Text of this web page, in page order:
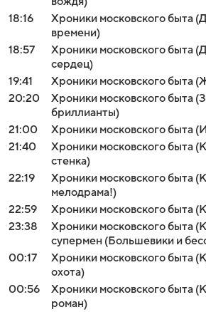
18:16
Хроники московского быта
времени)
18:57
Хроники московского быта
сердец)
19:41
Хроники московского быта
20:20
Хроники московского быта
бриллианты)
21:00
Хроники московского быта
21:40
Хроники московского быта
стенка)
22:19
Хроники московского быта
мелодрама!)
22:59
Хроники московского быта
23:38
Хроники московского быта
супермен (Большевики и
00:17
Хроники московского быта
охота)
00:56
Хроники московского быта
роман)